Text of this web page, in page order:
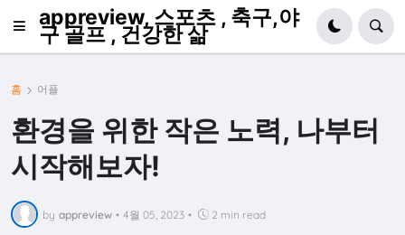
appreview, 스포츠 , 축구,야
구 골프 , 건강한 삶
홈 어플
환경을 위한 작은 노력, 나부터
시작해보자!
by appreview • 4월 05, 2023 • 2 min read